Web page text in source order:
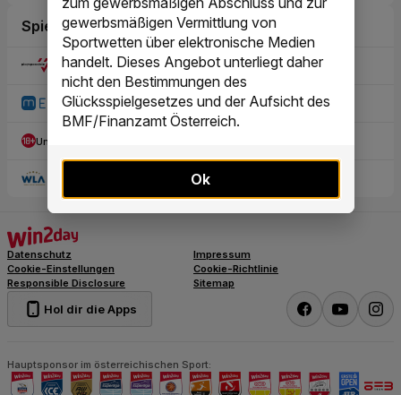
gewerbsmäßigen Vermittlung von
Sportwetten über elektronische Medien
handelt. Dieses Angebot unterliegt daher
nicht den Bestimmungen des
Glücksspielgesetzes und der Aufsicht des
BMF/Finanzamt Österreich.
Ok